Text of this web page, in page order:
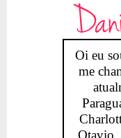
Oi eu
me
Otavio,